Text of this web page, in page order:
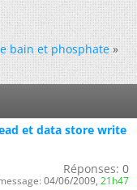
bain et phosphate »
et data store write
Réponses: 0
04/06/2009, 21h47